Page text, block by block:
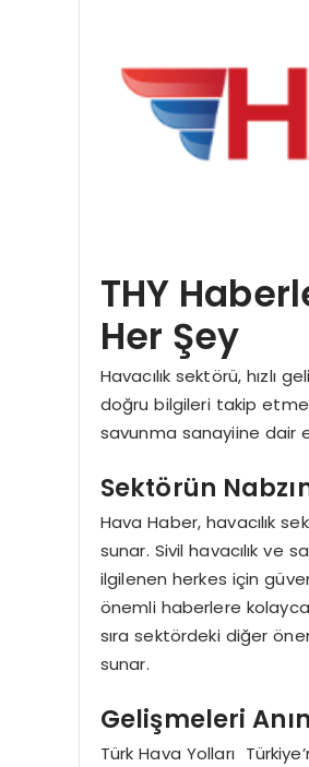
THY
Her Şey
Havacılık sektörü, hızlı
doğru bilgileri takip
savunma sanayiine dair
Sektörün
Hava Haber, havacılık
sunar. Sivil havacılık
ilgilenen herkes için
önemli haberlere
sıra sektördeki diğer
sunar.
Gelişmeleri
Türk Hava Yolları